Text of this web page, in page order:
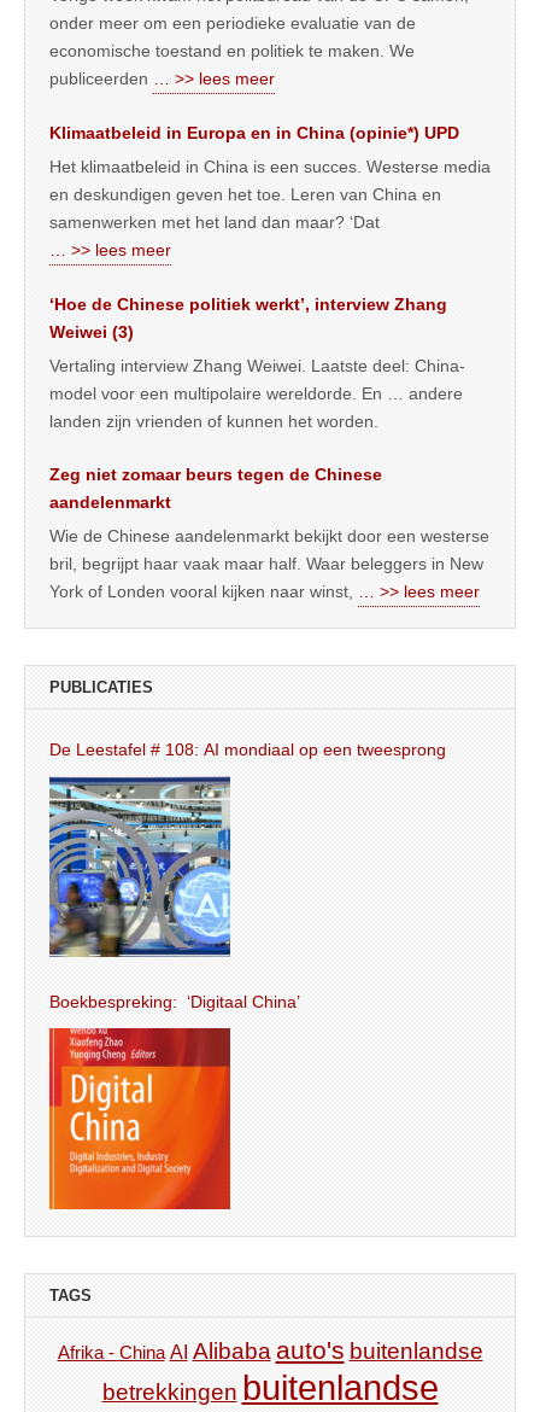
onder meer om een periodieke evaluatie van de
economische toestand en politiek te maken. We
publiceerden
… >> lees meer
Klimaatbeleid in Europa en in China (opinie*) UPD
Het klimaatbeleid in China is een succes. Westerse media
en deskundigen geven het toe. Leren van China en
samenwerken met het land dan maar? ‘Dat
… >> lees meer
‘Hoe de Chinese politiek werkt’, interview Zhang
Weiwei (3)
Vertaling interview Zhang Weiwei. Laatste deel: China-
model voor een multipolaire wereldorde. En … andere
landen zijn vrienden of kunnen het worden.
Zeg niet zomaar beurs tegen de Chinese
aandelenmarkt
Wie de Chinese aandelenmarkt bekijkt door een westerse
bril, begrijpt haar vaak maar half. Waar beleggers in New
York of Londen vooral kijken naar winst,
… >> lees meer
PUBLICATIES
De Leestafel # 108: AI mondiaal op een tweesprong
Boekbespreking: ‘Digitaal China’
TAGS
Afrika - China AI Alibaba auto's buitenlandse
betrekkingen buitenlandse